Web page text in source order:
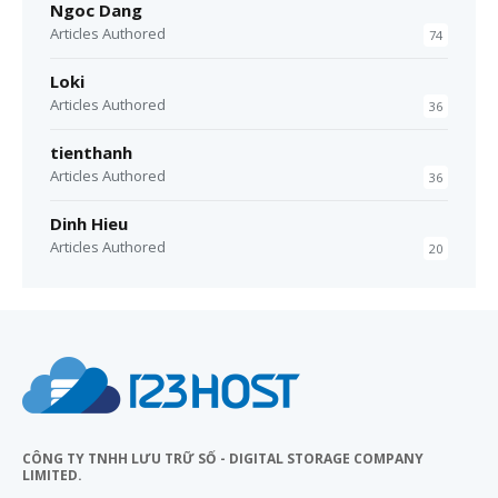
Ngoc Dang
Articles Authored 74
Loki
Articles Authored 36
tienthanh
Articles Authored 36
Dinh Hieu
Articles Authored 20
CÔNG TY TNHH LƯU TRỮ SỐ - DIGITAL STORAGE COMPANY
LIMITED.